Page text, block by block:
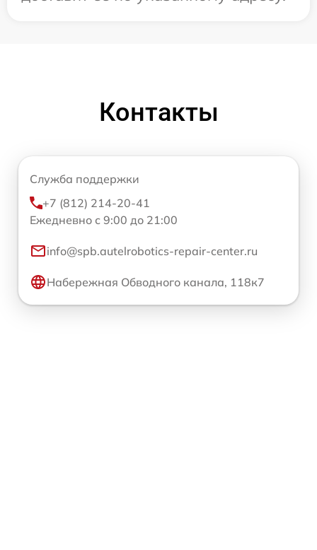
Контакты
Служба поддержки
+7 (812) 214-20-41
Ежедневно с 9:00 до 21:00
info@spb.autelrobotics-repair-center.ru
Набережная Обводного канала, 118к7